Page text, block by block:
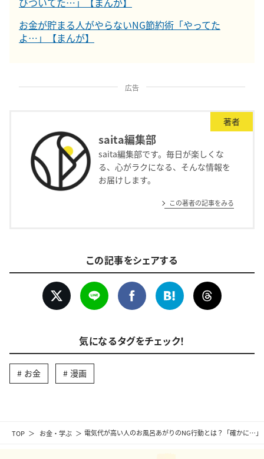
TOP お金・学ぶ 電気代が高い人のお風呂あがりのNG行動とは？「確かに…
お金が貯まる人がやらないNG節約術「やってた
よ…」【まんが】
広告
著者
saita編集部
saita編集部です。毎日が楽しくな
る、心がラクになる、そんな情報を
お届けします。
この著者の記事をみる
この記事をシェアする
気になるタグをチェック！
お金 漫画